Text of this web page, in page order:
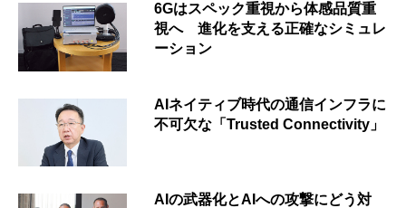
6Gはスペック重視から体感品質重
視へ 進化を支える正確なシミュレ
ーション
AIネイティブ時代の通信インフラに
不可欠な「Trusted Connectivity」
AIの武器化とAIへの攻撃にどう対